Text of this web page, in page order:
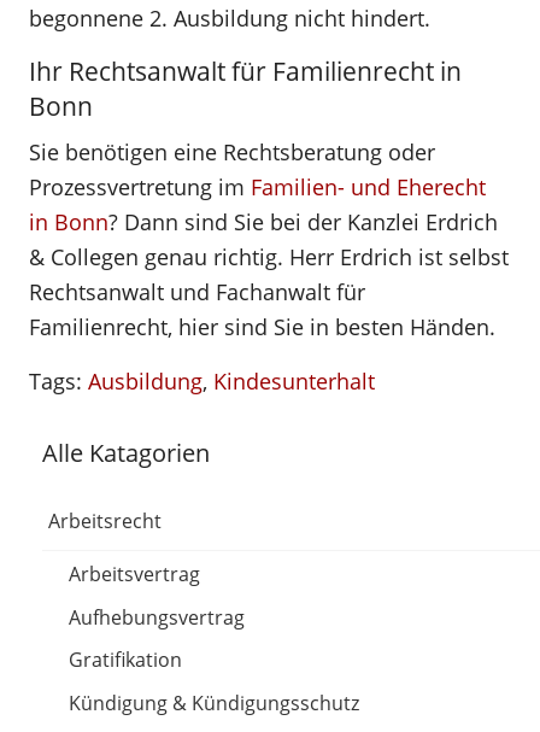
begonnene 2. Ausbildung nicht hindert.
Ihr Rechtsanwalt für Familienrecht in
Bonn
Sie benötigen eine Rechtsberatung oder
Prozessvertretung im Familien- und Eherecht
in Bonn? Dann sind Sie bei der Kanzlei Erdrich
& Collegen genau richtig. Herr Erdrich ist selbst
Rechtsanwalt und Fachanwalt für
Familienrecht, hier sind Sie in besten Händen.
Tags: Ausbildung, Kindesunterhalt
Alle Katagorien
Arbeitsrecht
Arbeitsvertrag
Aufhebungsvertrag
Gratifikation
Kündigung & Kündigungsschutz